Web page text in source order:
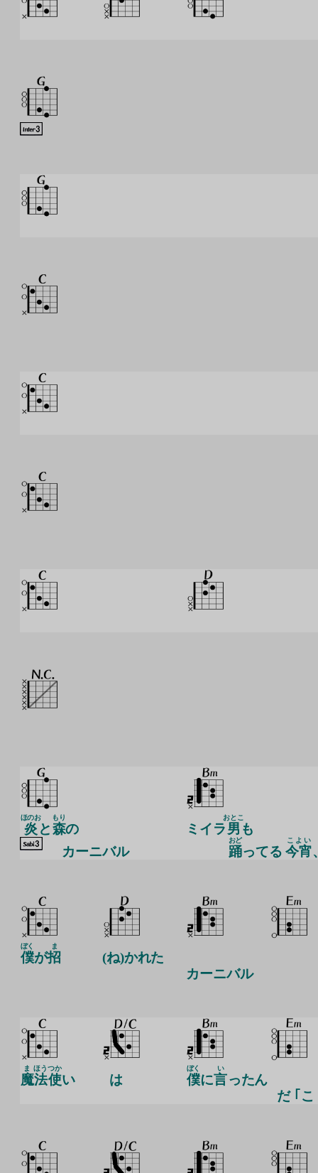
炎
ほのお
と森
もり
の
カーニバル
ミイラ男
おとこ
も
踊
おど
ってる今宵
こよい
僕
ぼく
が招
ま
(ね)かれた
カーニバル
魔
ま
法
ほう
使
つか
い は 僕
ぼく
に言
い
ったん
だ ｢こ